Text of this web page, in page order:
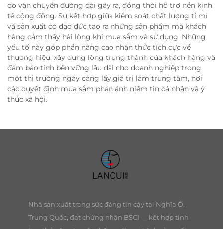
do vận chuyển đường dài gây ra, đồng thời hỗ trợ nền kinh
tế cộng đồng. Sự kết hợp giữa kiểm soát chất lượng tỉ mỉ
và sản xuất có đạo đức tạo ra những sản phẩm mà khách
hàng cảm thấy hài lòng khi mua sắm và sử dụng. Những
yếu tố này góp phần nâng cao nhận thức tích cực về
thương hiệu, xây dựng lòng trung thành của khách hàng và
đảm bảo tính bền vững lâu dài cho doanh nghiệp trong
một thị trường ngày càng lấy giá trị làm trung tâm, nơi
các quyết định mua sắm phản ánh niềm tin cá nhân và ý
thức xã hội.
Nhà sản xuất trang sức đáng tin cậy tại Nghĩa Ô,
Trung Quốc, đạt chứng nhận BSCI — kết hợp tinh